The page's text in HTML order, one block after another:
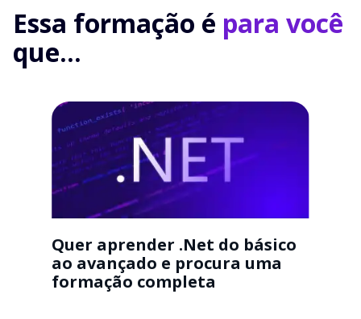
Essa formação é para você
que...
Quer aprender .Net do básico
ao avançado e procura uma
formação completa